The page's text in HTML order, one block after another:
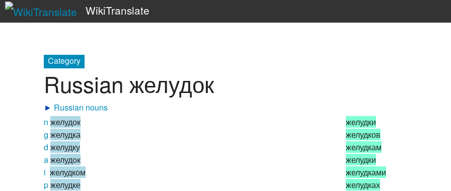
WikiTranslate
Category
Russian желудок
► Russian nouns
n желудок
g желудка
d желудку
aжелудок
i желудком
pжелудке
желудки
желудков
желудкам
желудки
желудками
желудках